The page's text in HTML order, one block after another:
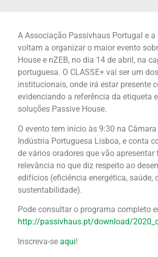
A Associação Passivhaus Portugal e a
voltam a organizar o maior evento
House e nZEB, no dia 14 de abril, na
portuguesa. O CLASSE+ vai ser um
institucionais, onde irá estar presente
evidenciando a referência da etiqueta
soluções Passive House.
O evento tem início às 9:30 na
Indústria Portuguesa Lisboa, e conta
de vários oradores que vão apresentar
relevância no que diz respeito ao
edifícios (eficiência energética, saúde,
sustentabilidade).
Pode consultar o programa completo
http://passivhaus.pt/download/
Inscreva-se aqui!